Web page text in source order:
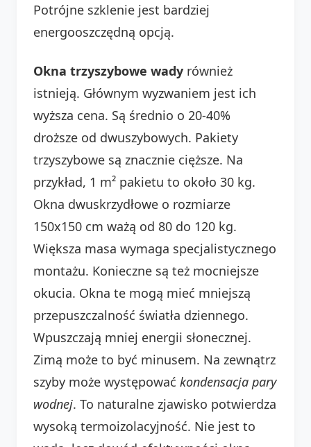
Potrójne szklenie jest bardziej
energooszczędną opcją.
Okna trzyszybowe wady również
istnieją. Głównym wyzwaniem jest ich
wyższa cena. Są średnio o 20-40%
droższe od dwuszybowych. Pakiety
trzyszybowe są znacznie cięższe. Na
przykład, 1 m² pakietu to około 30 kg.
Okna dwuskrzydłowe o rozmiarze
150x150 cm ważą od 80 do 120 kg.
Większa masa wymaga specjalistycznego
montażu. Konieczne są też mocniejsze
okucia. Okna te mogą mieć mniejszą
przepuszczalność światła dziennego.
Wpuszczają mniej energii słonecznej.
Zimą może to być minusem. Na zewnątrz
szyby może występować kondensacja pary
wodnej. To naturalne zjawisko potwierdza
wysoką termoizolacyjność. Nie jest to